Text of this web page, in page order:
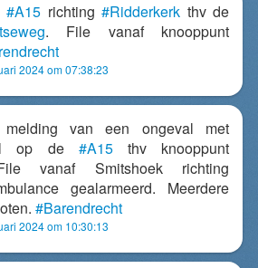
#A15 richting#Ridderkerk thv de
. File vanaf knooppunt
2024 om 07:38:23
van een ongeval met
op de #A15thv knooppunt
vanaf Smitshoek richting
gealarmeerd. Meerdere
#Barendrecht
2024 om 10:30:13